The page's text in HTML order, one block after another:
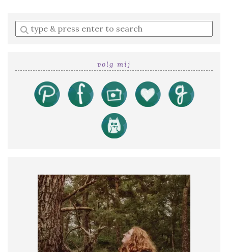
Enter
a
volg mij